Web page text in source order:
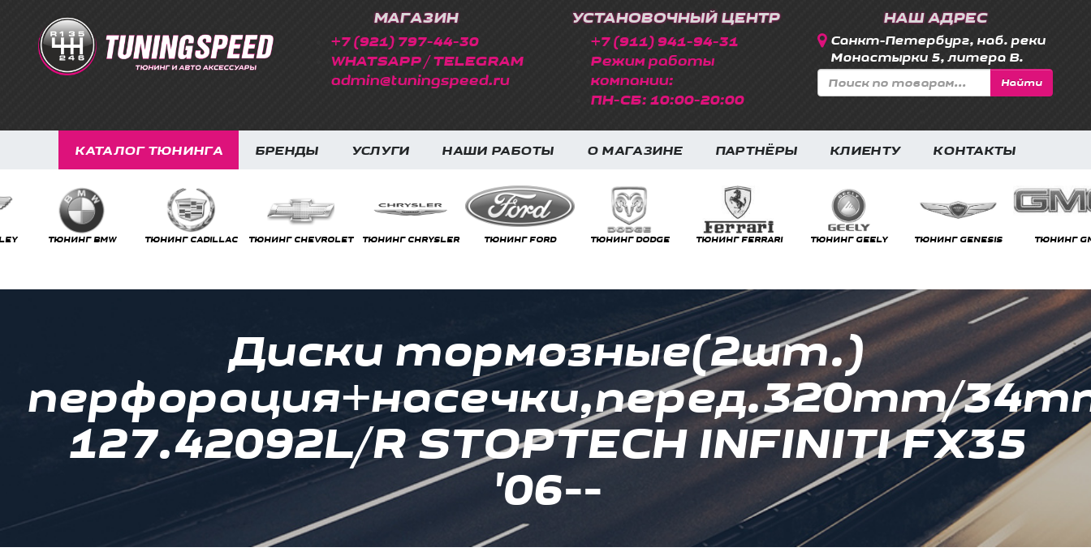
МАГАЗИН
+7 (921) 797-44-30
WHATSAPP / TELEGRAM
admin@tuningspeed.ru
УСТАНОВОЧНЫЙ ЦЕНТР
+7 (911) 941-94-31
Режим работы
компании:
ПН-СБ: 10:00-20:00
НАШ АДРЕС
Санкт-Петербург, наб. реки
Монастырки 5, литера В.
Найти
КАТАЛОГ ТЮНИНГА БРЕНДЫ УСЛУГИ НАШИ РАБОТЫ О МАГАЗИНЕ ПАРТНЁРЫ КЛИЕНТУ КОНТАКТЫ
ТЮНИНГ BMW ТЮНИНГ CADILLAC ТЮНИНГ CHEVROLET ТЮНИНГ CHRYSLER ТЮНИНГ FORD ТЮНИНГ DODGE ТЮНИНГ FERRARI ТЮНИНГ GEELY ТЮНИНГ GENESIS ТЮНИНГ GMC
Диски тормозные(2шт.)
перфорация+насечки,перед.320mm/
127.42092L/R STOPTECH INFINITI FX35
'06--